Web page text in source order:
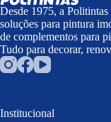
Desde 1975, a
soluções para pintura
de complementos para
Tudo para decorar,
Institucional